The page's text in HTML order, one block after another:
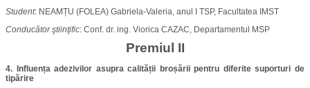
Student: NEAMȚU (FOLEA) Gabriela-Valeria, anul I TSP, Facultatea IMST
Conducător ştiinţific: Conf. dr. ing. Viorica CAZAC, Departamentul MSP
Premiul II
4. Influența adezivilor asupra calității broșării pentru diferite suporturi de
tipărire